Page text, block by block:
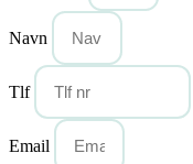
Navn
Tlf
Email